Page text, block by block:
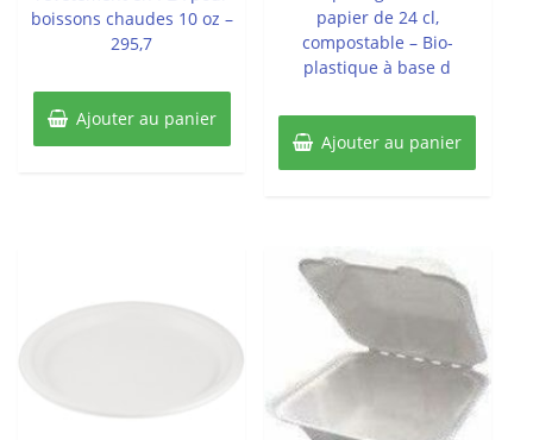
boissons chaudes 10 oz –
295,7
Ajouter au panier
papier de 24 cl,
compostable – Bio-
plastique à base d
Ajouter au panier